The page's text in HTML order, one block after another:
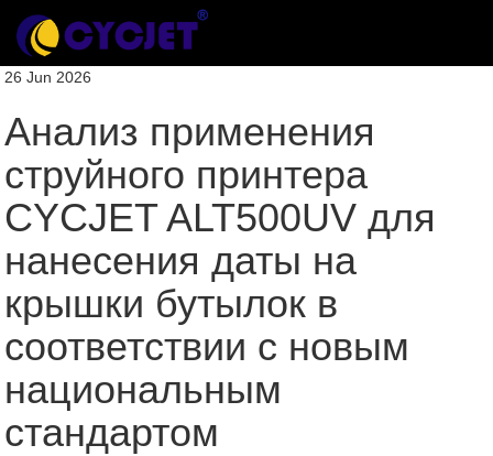
26 Jun 2026
Анализ применения
струйного принтера
CYCJET ALT500UV для
нанесения даты на
крышки бутылок в
соответствии с новым
национальным
стандартом